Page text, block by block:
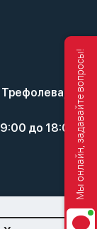
Трефолева,
до 18:00
на этом
Мы онлайн, задавайте вопросы!